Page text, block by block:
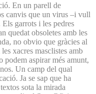
En un parell de
canvis que un virus –i vull
garrots i les pedres
quedat obsoletes amb les
no obvio que gràcies al
xacres masclistes amb
aspirar més amunt,
Un camp del qual
Ja se sap que ha
sota la mirada